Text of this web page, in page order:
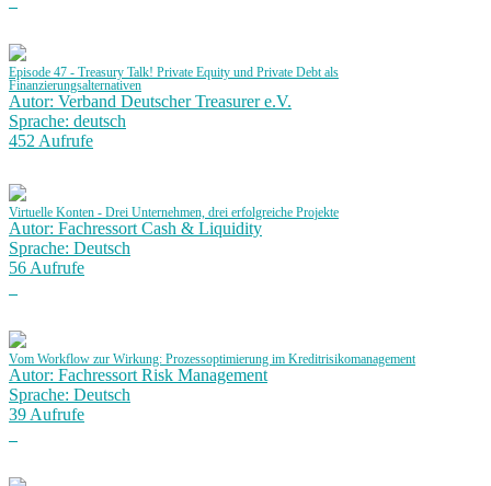
Episode 47 - Treasury Talk! Private Equity und Private Debt als
Finanzierungsalternativen
Autor: Verband Deutscher Treasurer e.V.
Sprache: deutsch
452 Aufrufe
Virtuelle Konten - Drei Unternehmen, drei erfolgreiche Projekte
Autor: Fachressort Cash & Liquidity
Sprache: Deutsch
56 Aufrufe
Vom Workflow zur Wirkung: Prozessoptimierung im Kreditrisikomanagement
Autor: Fachressort Risk Management
Sprache: Deutsch
39 Aufrufe